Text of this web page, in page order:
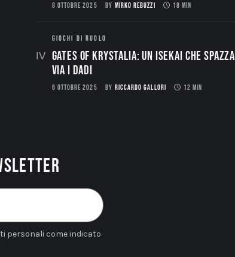
8 OTTOBRE 2025 BY MIRKO REBUZZI 18 MIN
GIOCHI DI RUOLO
Gates of Krystalia: Un Isekai che spazza
via i dadi
6 OTTOBRE 2025 BY RICCARDO GALLORI 12 MIN
personali come indicato